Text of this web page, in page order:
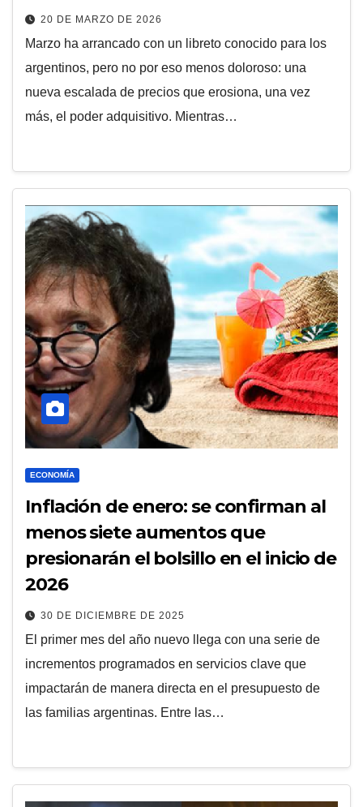
20 DE MARZO DE 2026
Marzo ha arrancado con un libreto conocido para los
argentinos, pero no por eso menos doloroso: una
nueva escalada de precios que erosiona, una vez
más, el poder adquisitivo. Mientras…
ECONOMÍA
Inflación de enero: se confirman al
menos siete aumentos que
presionarán el bolsillo en el inicio de
2026
30 DE DICIEMBRE DE 2025
El primer mes del año nuevo llega con una serie de
incrementos programados en servicios clave que
impactarán de manera directa en el presupuesto de
las familias argentinas. Entre las…